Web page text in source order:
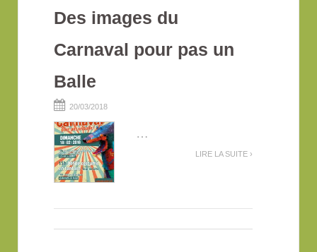
Des images du
Carnaval pour pas un
Balle
20/03/2018
…
LIRE LA SUITE ›